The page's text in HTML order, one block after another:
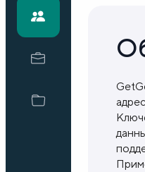
Готовые решения